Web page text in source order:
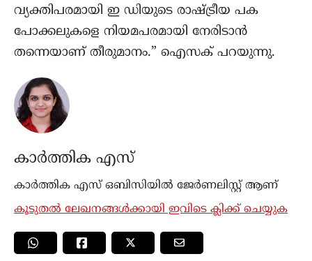
വ്യക്തിപരമായി ഇ ഡിയുടെ രാഷ്ട്രീയ പക
പോക്കലുകളെ നിയമപരമായി നേരിടാൻ
തന്നെയാണ് തീരുമാനം.” ഐസക് പറയുന്നു.
കാർത്തിക എസ്
കാര്‍ത്തിക എസ് ഒബിസിയിൽ ജേർണലിസ്റ്റ് ആണ്
കൂടുതൽ ലേഖനങ്ങൾക്കായി ഇവിടെ ക്ലിക്ക് ചെയ്യുക